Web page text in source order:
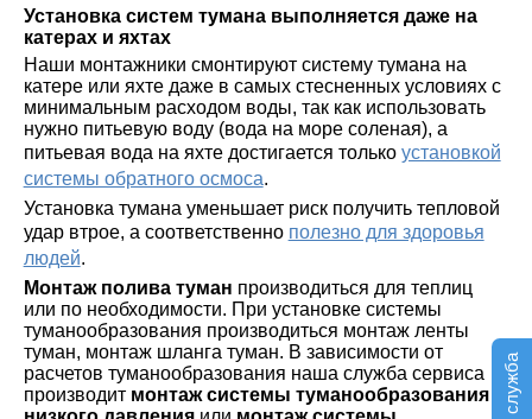
Установка систем тумана выполняется даже на
катерах и яхтах
Наши монтажники смонтируют систему тумана на
катере или яхте даже в самых стесненных условиях с
минимальным расходом воды, так как использовать
нужно питьевую воду (вода на море соленая), а
питьевая вода на яхте достигается только установкой
системы обратного осмоса.
Установка тумана уменьшает риск получить тепловой
удар втрое, а соответственно полезно для здоровья
людей.
Монтаж полива туман производиться для теплиц
или по необходимости. При установке системы
туманообразования производиться монтаж ленты
туман, монтаж шланга туман. В зависимости от
расчетов туманообразования наша служба сервиса
производитмонтаж системы туманообразования